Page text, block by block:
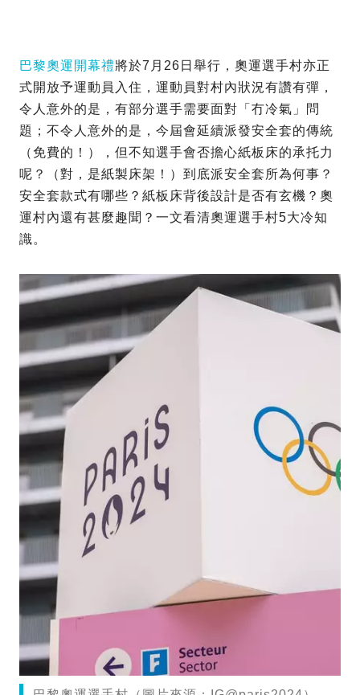
巴黎奧運開幕禮將於7月26日舉行，奧運選手村亦正
式開放予運動員入住，運動員對村內狀況有讚有彈，
令人意外的是，有部分選手需要面對「冇冷氣」問
題；不令人意外的是，今屆會延續派發安全套的傳統
（免費的！），但不知選手會否擔心紙板床的承托力
呢？（對，是紙製床架！）到底派安全套所為何事？
安全套款式有哪些？紙板床背後設計是否有玄機？奧
運村內還有甚麼趣聞？一文看清奧運選手村5大冷知
識。